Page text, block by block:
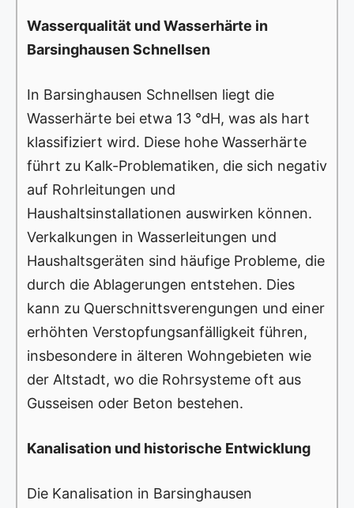
Wasserqualität und Wasserhärte in
Barsinghausen Schnellsen
In Barsinghausen Schnellsen liegt die
Wasserhärte bei etwa 13 °dH, was als hart
klassifiziert wird. Diese hohe Wasserhärte
führt zu Kalk-Problematiken, die sich negativ
auf Rohrleitungen und
Haushaltsinstallationen auswirken können.
Verkalkungen in Wasserleitungen und
Haushaltsgeräten sind häufige Probleme, die
durch die Ablagerungen entstehen. Dies
kann zu Querschnittsverengungen und einer
erhöhten Verstopfungsanfälligkeit führen,
insbesondere in älteren Wohngebieten wie
der Altstadt, wo die Rohrsysteme oft aus
Gusseisen oder Beton bestehen.
Kanalisation und historische Entwicklung
Die Kanalisation in Barsinghausen